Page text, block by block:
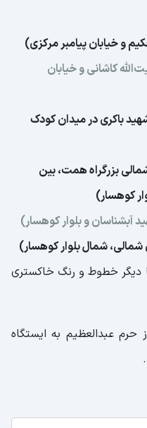
و خیابان پیامبر مرکزی)
کاشانی و خیابان
باکری در میدان کودک
بزرگراه همت، بین
کوهسار)
آبشناسان و بلوار کوهسار)
شمال بلوار کوهسار)
دیگر خطوط و رنگ خاکستری
حرم عبدالعظیم به ایستگاه